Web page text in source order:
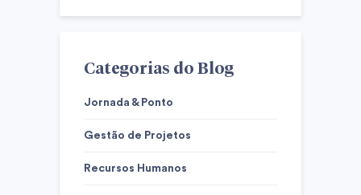
Categorias do Blog
Jornada & Ponto
Gestão de Projetos
Recursos Humanos